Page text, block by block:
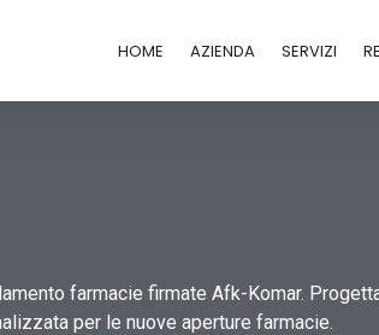
HOME AZIENDA SERVIZI
farmacie firmate Afk-Komar.
per le nuove aperture farmacie.